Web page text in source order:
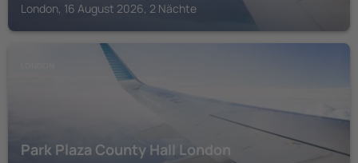
London, 16 August 2026, 2 Nächte
Park Plaza County Hall London